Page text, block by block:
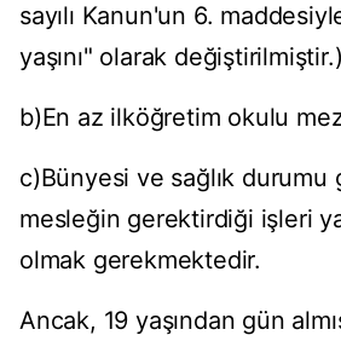
sayılı Kanun'un 6.
yaşını" olarak değiştirilmiştir.)
b)En az ilköğretim okulu
c)Bünyesi ve sağlık durumu
mesleğin gerektirdiği işleri
olmak gerekmektedir.
Ancak, 19 yaşından gün